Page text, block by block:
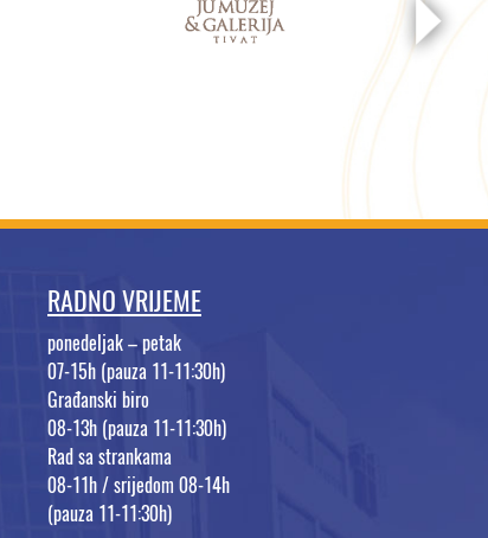
RADNO VRIJEME
ponedeljak – petak
07-15h (pauza 11-11:30h)
Građanski biro
08-13h (pauza 11-11:30h)
Rad sa strankama
08-11h / srijedom 08-14h
(pauza 11-11:30h)